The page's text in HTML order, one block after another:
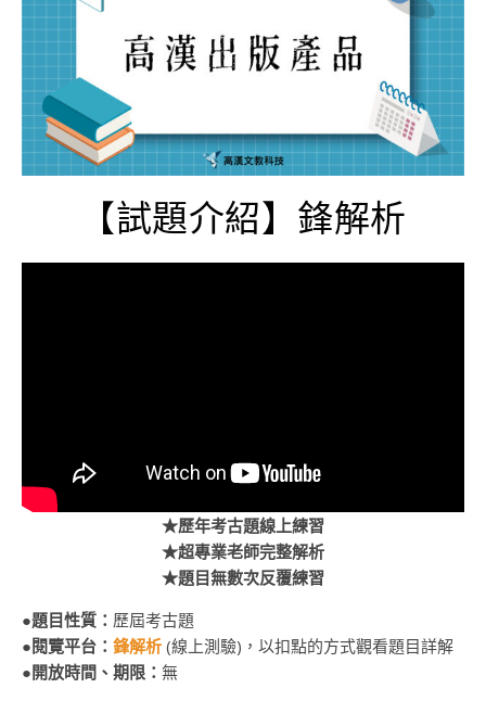
【試題介紹】鋒解析
★歷年考古題線上練習
★超專業老師完整解析
★題目無數次反覆練習
●題目性質： 歷屆考古題
●閱覽平台： 鋒解析 (線上測驗)，以扣點的方式觀看題目詳解
●開放時間、期限： 無